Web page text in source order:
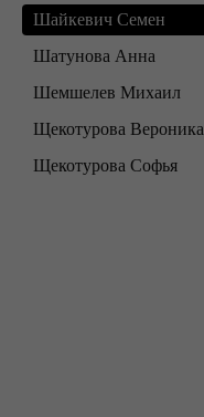
Шайкевич Семен
Шатунова Анна
Шемшелев Михаил
Щекотурова Вероника
Щекотурова Софья